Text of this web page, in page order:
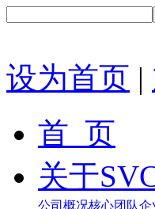
设为首页 |
首 页
关于
公司概况核心团队企